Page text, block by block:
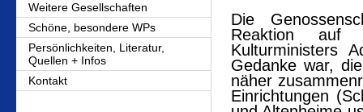
Weitere Gesellschaften
Schöne, besondere WPs
Persönlichkeiten, Literatur,
Quellen + Infos
Kontakt
Die
Reaktion auf
Kulturministers
Gedanke war,
näher
Einrichtungen